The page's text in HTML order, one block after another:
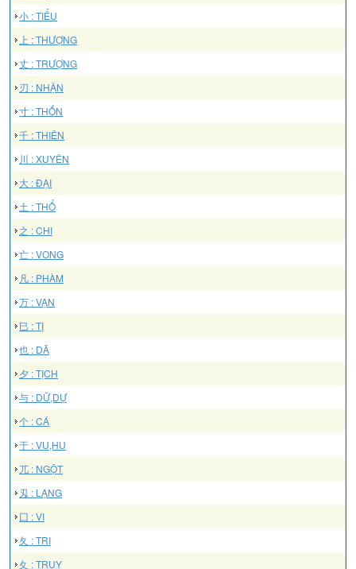
小 : TIỂU
上 : THƯỢNG
丈 : TRƯỢNG
刃 : NHẬN
寸 : THỐN
千 : THIÊN
川 : XUYÊN
大 : ĐẠI
土 : THỔ
之 : CHI
亡 : VONG
凡 : PHÀM
万 : VẠN
巳 : TỊ
也 : DÃ
夕 : TỊCH
与 : DỮ,DỰ
个 : CÁ
于 : VU,HU
兀 : NGỘT
刄 : LẠNG
囗 : VI
夂 : TRI
夊 : TRUY